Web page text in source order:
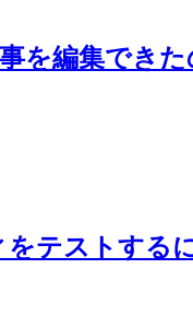
事を編集でき
をテストする